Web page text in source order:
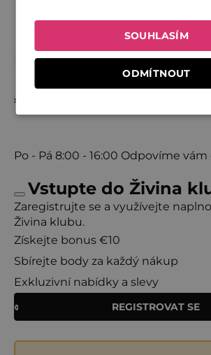
Po - Pá 8:00 - 16:00 Odpovíme vám
Vstupte do Živina
Zaregistrujte se a využívejte
Živina klubu.
Získejte bonus €10
Sbírejte body za každý nákup
Exkluzivní nabídky a slevy
REGISTROVAT SE
SOUHLASÍM
ODMÍTNOUT